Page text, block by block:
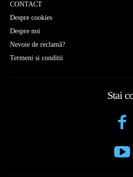
CONTACT
Despre cookies
Despre noi
Nevoie de reclamă?
Termeni si conditii
Stai